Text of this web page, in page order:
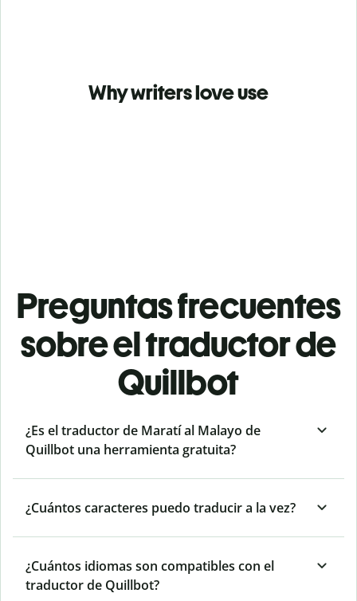
Why writers love use
Preguntas frecuentes
sobre el traductor de
Quillbot
¿Es el traductor de Maratí al Malayo de
Quillbot una herramienta gratuita?
¿Cuántos caracteres puedo traducir a la vez?
¿Cuántos idiomas son compatibles con el
traductor de Quillbot?